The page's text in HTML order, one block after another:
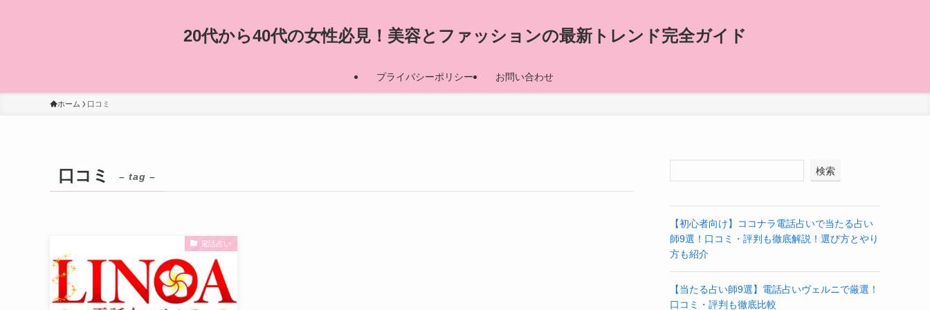
20代から40代の女性必見！美容とファッションの最新トレンド完全ガイド
プライバシーポリシー お問い合わせ
ホーム 口コミ
口コミ – tag –
電話占い
検索
【初心者向け】ココナラ電話占いで当たる占い
師9選！口コミ・評判も徹底解説！選び方とやり
方も紹介
【当たる占い師9選】電話占いヴェルニで厳選！
口コミ・評判も徹底比較